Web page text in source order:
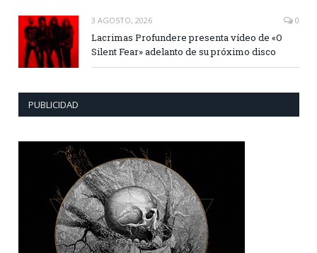
3 AGOSTO, 2026 0
Lacrimas Profundere presenta vídeo de «O
Silent Fear» adelanto de su próximo disco
PUBLICIDAD